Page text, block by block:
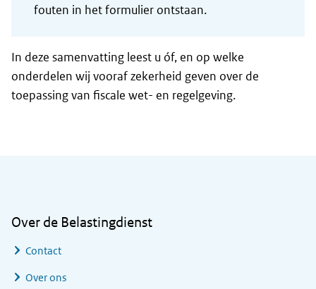
fouten in het formulier ontstaan.
In deze samenvatting leest u óf, en op welke
onderdelen wij vooraf zekerheid geven over de
toepassing van fiscale wet- en regelgeving.
Over de Belastingdienst
Contact
Over ons